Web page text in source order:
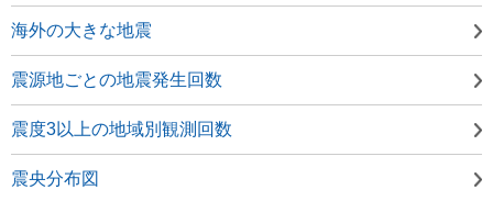
海外の大きな地震
震源地ごとの地震発生回数
震度3以上の地域別観測回数
震央分布図